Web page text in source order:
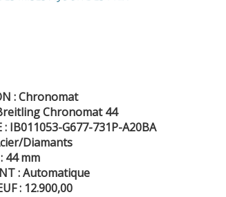
: Chronomat
Chronomat 44
: IB011053-G677-731P-A20BA
Diamants
44 mm
: Automatique
: 12.900,00